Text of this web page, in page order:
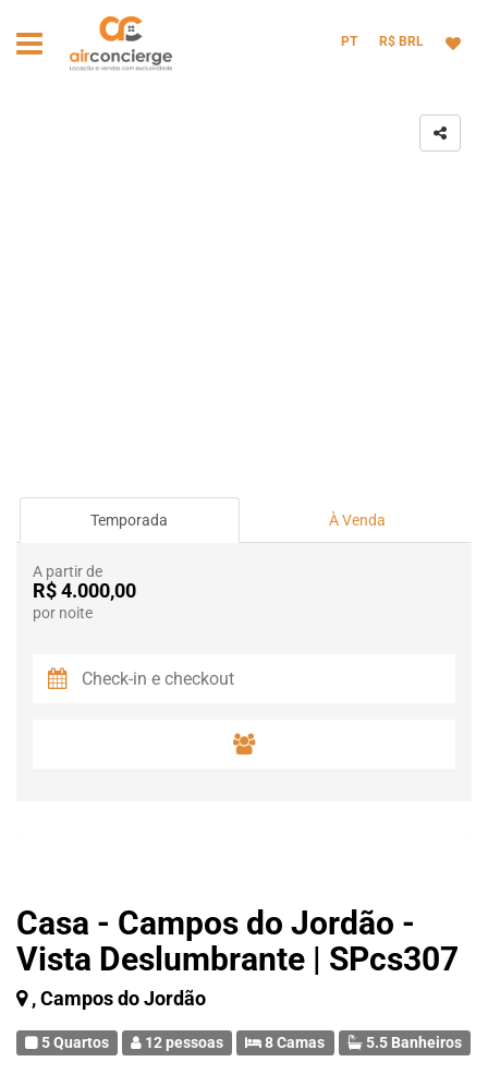
PT R$ BRL
Casa - Campos do Jordão -
Vista Deslumbrante | SPcs307
, Campos do Jordão
5 Quartos 12 pessoas 8 Camas 5.5 Banheiros
Temporada À Venda
A partir de
R$ 4.000,00
por noite